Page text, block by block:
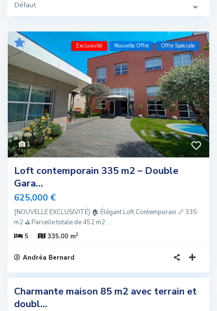
Défaut
1
Exclusivité Nouvelle Offre Offre Spéciale
Loft contemporain 335 m2 – Double
Gara...
625,000 €
[NOUVELLE EXCLUSIVITÉ] 🏠 Élégant Loft Contemporain 📏 335
m2 ⛳️ Parcelle totale de 452 m2 ...
5
335.00 m2
Andréa Bernard
Charmante maison 85 m2 avec terrain et
doubl...